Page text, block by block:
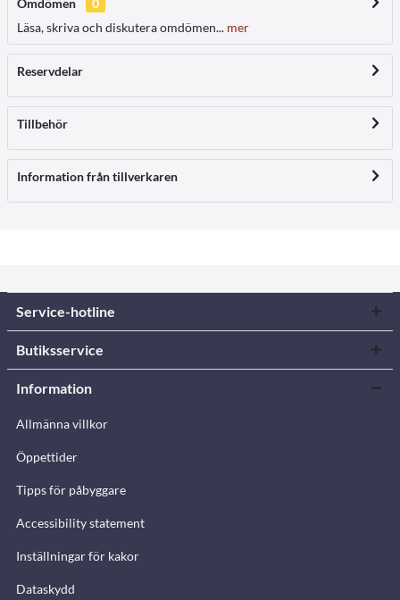
Läsa, skriva och diskutera omdömen... mer
Reservdelar
Tillbehör
Information från tillverkaren
Service-hotline
Butiksservice
Information
Allmänna villkor
Öppettider
Tipps för påbyggare
Accessibility statement
Inställningar för kakor
Dataskydd